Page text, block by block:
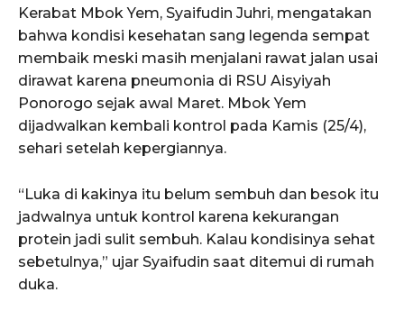
Kerabat Mbok Yem, Syaifudin Juhri, mengatakan
bahwa kondisi kesehatan sang legenda sempat
membaik meski masih menjalani rawat jalan usai
dirawat karena pneumonia di RSU Aisyiyah
Ponorogo sejak awal Maret. Mbok Yem
dijadwalkan kembali kontrol pada Kamis (25/4),
sehari setelah kepergiannya.
“Luka di kakinya itu belum sembuh dan besok itu
jadwalnya untuk kontrol karena kekurangan
protein jadi sulit sembuh. Kalau kondisinya sehat
sebetulnya,” ujar Syaifudin saat ditemui di rumah
duka.